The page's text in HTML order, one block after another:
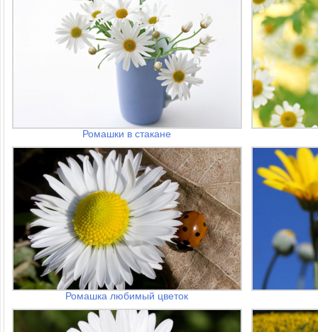
Ромашки в стакане
Ромашка любимый цветок